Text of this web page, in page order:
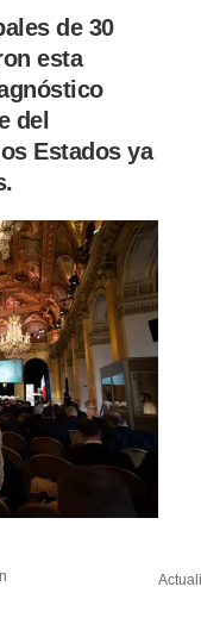
de 30
esta
del
Estados ya